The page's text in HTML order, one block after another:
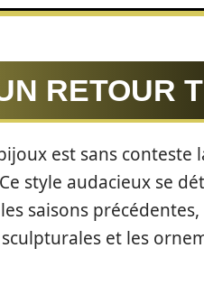
RETOUR
est sans conteste
style audacieux se
saisons
et les